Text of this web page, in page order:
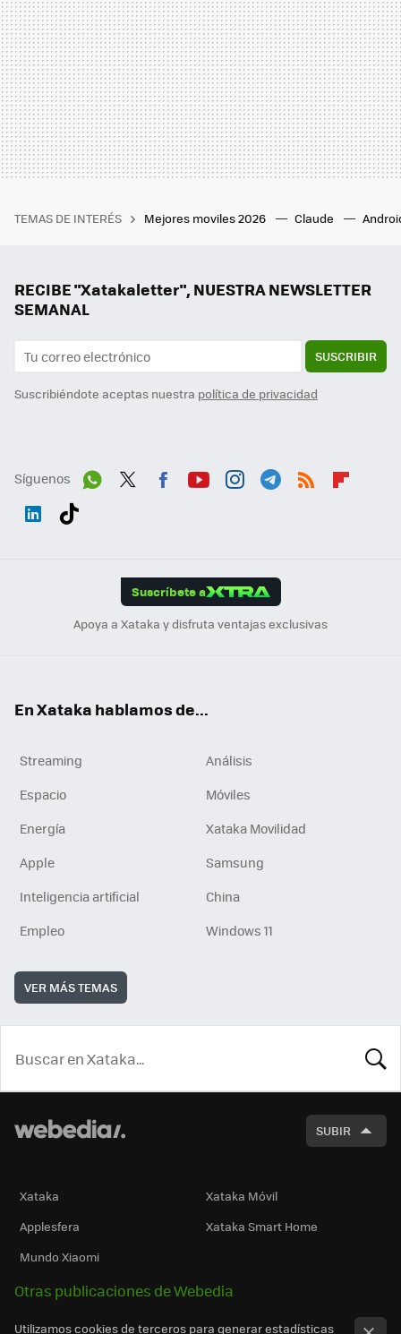
TEMAS DE INTERÉS Mejores moviles 2026 Claude
RECIBE "Xatakaletter", NUESTRA NEWSLETTER
SEMANAL
SUSCRIBIR
Suscribiéndote aceptas nuestra política de privacidad
Síguenos
Suscríbete a
Apoya a Xataka y disfruta ventajas exclusivas
En Xataka hablamos de...
Streaming
Análisis
Espacio
Móviles
Energía
Xataka Movilidad
Apple
Samsung
Inteligencia artificial
China
Empleo
Windows 11
VER MÁS TEMAS
SUBIR
Xataka
Xataka Móvil
Applesfera
Xataka Smart Home
Mundo Xiaomi
Otras publicaciones de Webedia
Utilizamos cookies de terceros para generar estadísticas